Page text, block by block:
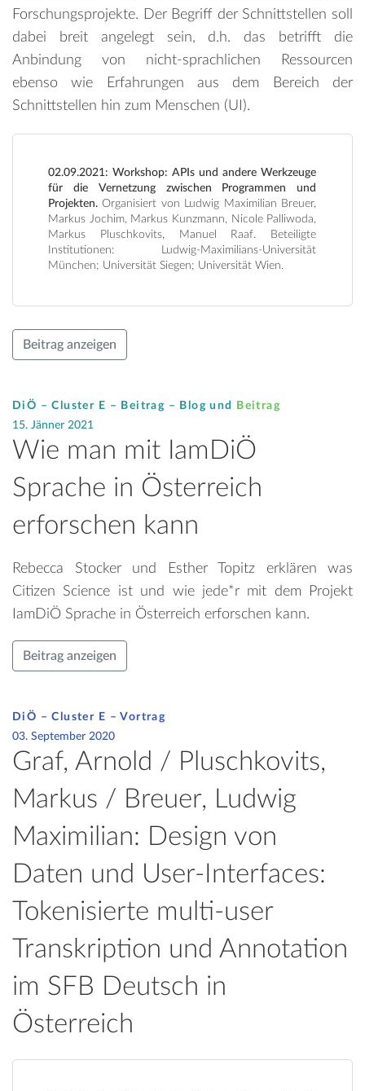
Forschungsprojekte. Der Begriff der Schnittstellen soll
dabei breit angelegt sein, d.h. das betrifft die
Anbindung von nicht-sprachlichen Ressourcen
ebenso wie Erfahrungen aus dem Bereich der
Schnittstellen hin zum Menschen (UI).
02.09.2021: Workshop: APIs und andere Werkzeuge
für die Vernetzung zwischen Programmen und
Projekten. Organisiert von Ludwig Maximilian Breuer,
Markus Jochim, Markus Kunzmann, Nicole Palliwoda,
Markus Pluschkovits, Manuel Raaf. Beteiligte
Institutionen: Ludwig-Maximilians-Universität
München; Universität Siegen; Universität Wien.
Beitrag anzeigen
DiÖ – Cluster E – Beitrag – Blog und
Beitrag
15. Jänner 2021
Wie man mit IamDiÖ
Sprache in Österreich
erforschen kann
Rebecca Stocker und Esther Topitz erklären was
Citizen Science ist und wie jede*r mit dem Projekt
IamDiÖ Sprache in Österreich erforschen kann.
Beitrag anzeigen
DiÖ – Cluster E – Vortrag
03. September 2020
Graf, Arnold / Pluschkovits,
Markus / Breuer, Ludwig
Maximilian: Design von
Daten und User-Interfaces:
Tokenisierte multi-user
Transkription und Annotation
im SFB Deutsch in
Österreich